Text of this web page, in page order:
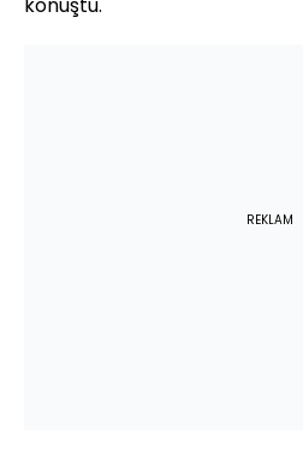
konuştu.
REKLAM